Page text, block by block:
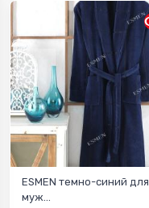
ESMEN темно-синий для
муж...